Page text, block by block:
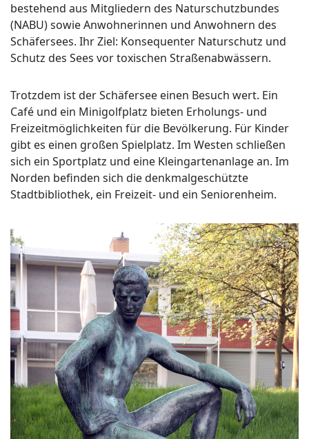
bestehend aus Mitgliedern des Naturschutzbundes
(NABU) sowie Anwohnerinnen und Anwohnern des
Schäfersees. Ihr Ziel: Konsequenter Naturschutz und
Schutz des Sees vor toxischen Straßenabwässern.
Trotzdem ist der Schäfersee einen Besuch wert. Ein
Café und ein Minigolfplatz bieten Erholungs- und
Freizeitmöglichkeiten für die Bevölkerung. Für Kinder
gibt es einen großen Spielplatz. Im Westen schließen
sich ein Sportplatz und eine Kleingartenanlage an. Im
Norden befinden sich die denkmalgeschützte
Stadtbibliothek, ein Freizeit- und ein Seniorenheim.